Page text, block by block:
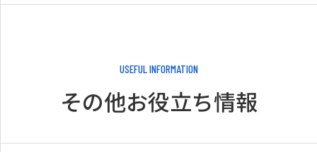
USEFUL INFORMATION
その他お役立ち情報